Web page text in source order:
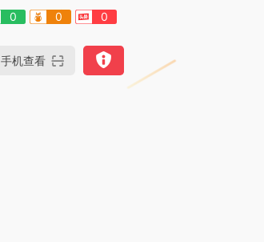
0 0 0
手机查看